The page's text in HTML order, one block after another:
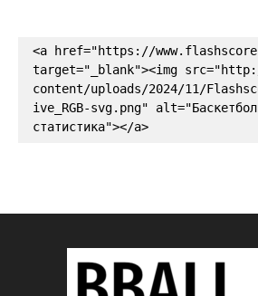
<a href="https://
target="_blank"><img
content/uploads/2024/11/
ive_RGB-svg.png"
статистика"></a>